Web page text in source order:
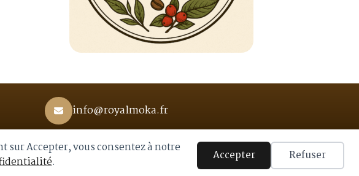
info@royalmoka.fr
Accepter, vous consentez à notre
. Accepter Refuser